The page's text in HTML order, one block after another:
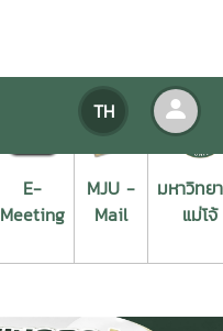
TH
E-
Meeting
MJU -
Mail
มหาวิทย
แม่โจ้